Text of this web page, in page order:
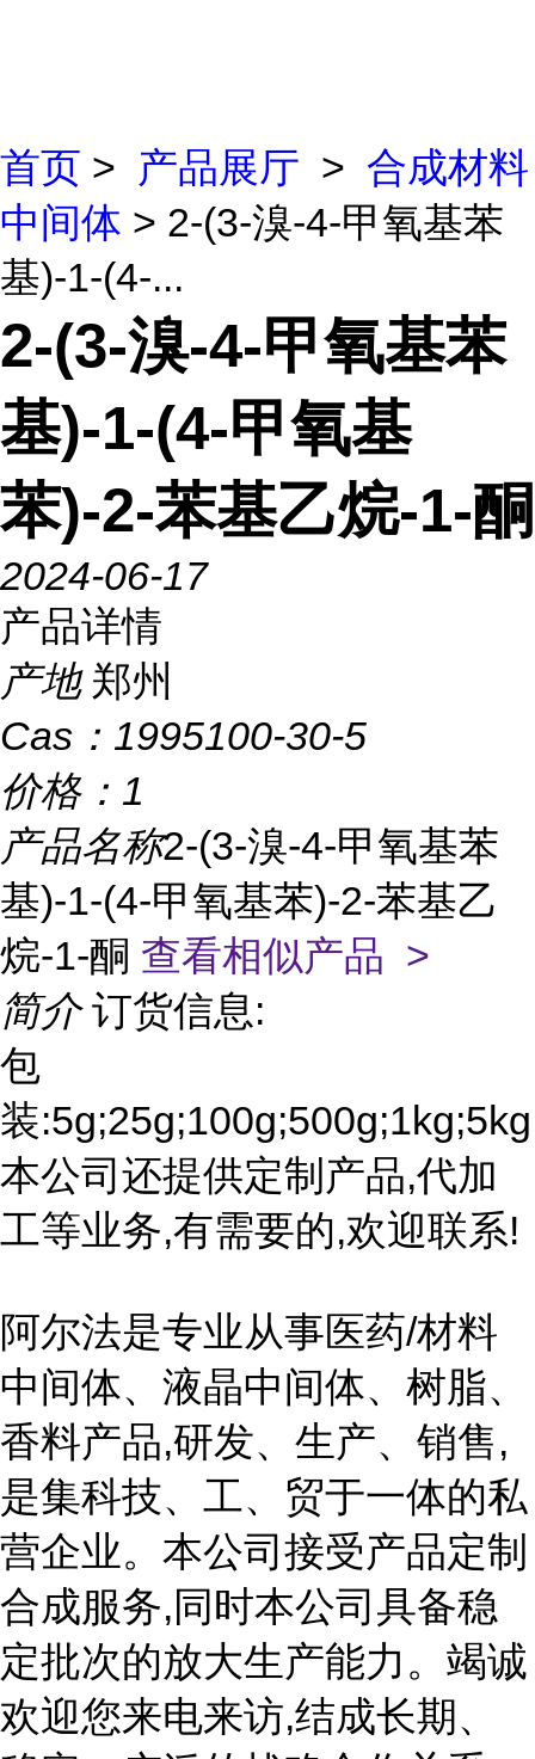
首页 > 产品展厅 > 合成材料
中间体 > 2-(3-溴-4-甲氧基苯
基)-1-(4-...
2-(3-溴-4-甲氧基苯
基)-1-(4-甲氧基
苯)-2-苯基乙烷-1-酮
2024-06-17
产品详情
产地 郑州
Cas： 1995100-30-5
价格： 1
产品名称2-(3-溴-4-甲氧基苯
基)-1-(4-甲氧基苯)-2-苯基乙
烷-1-酮 查看相似产品 >
简介 订货信息:
包
装:5g;25g;100g;500g;1kg;5kg
本公司还提供定制产品,代加
工等业务,有需要的,欢迎联系!
阿尔法是专业从事医药/材料
中间体、液晶中间体、树脂、
香料产品,研发、生产、销售,
是集科技、工、贸于一体的私
营企业。本公司接受产品定制
合成服务,同时本公司具备稳
定批次的放大生产能力。竭诚
欢迎您来电来访,结成长期、